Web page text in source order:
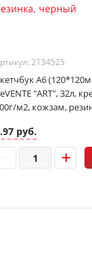
2134525
А6
"ART", 32л,
м2, кожзам,
руб.